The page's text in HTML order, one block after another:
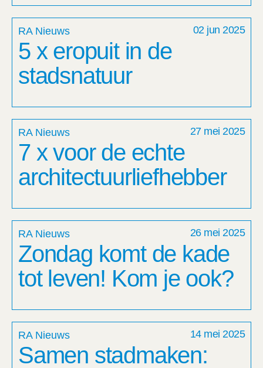
RA Nieuws 02 jun 2025
5 x eropuit in de
stadsnatuur
RA Nieuws 27 mei 2025
7 x voor de echte
architectuur­liefhebber
RA Nieuws 26 mei 2025
Zondag komt de kade
tot leven! Kom je ook?
RA Nieuws 14 mei 2025
Samen stadmaken: